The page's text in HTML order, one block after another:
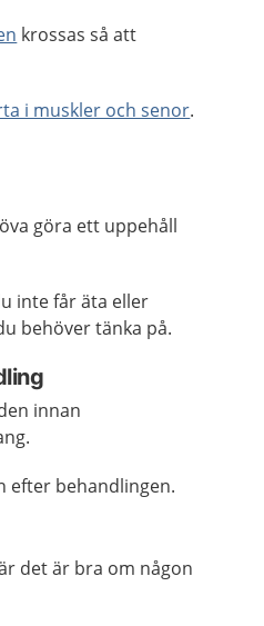
krossas så att
i muskler och senor.
göra ett uppehåll
inte får äta eller
behöver tänka på.
innan
efter behandlingen.
det är bra om någon